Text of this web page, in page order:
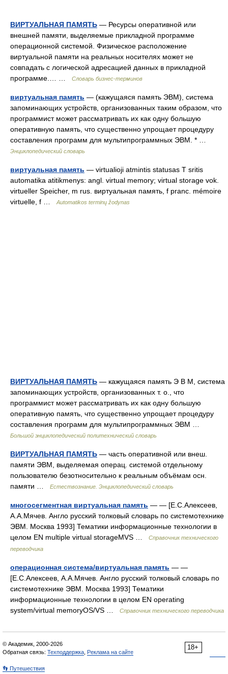
ВИРТУАЛЬНАЯ ПАМЯТЬ — Ресурсы оперативной или
внешней памяти, выделяемые прикладной программе
операционной системой. Физическое расположение
виртуальной памяти на реальных носителях может не
совпадать с логической адресацией данных в прикладной
программе.… …
Словарь бизнес-терминов
виртуальная память — (кажущаяся память ЭВМ), система
запоминающих устройств, организованных таким образом, что
программист может рассматривать их как одну большую
оперативную память, что существенно упрощает процедуру
составления программ для мультипрограммных ЭВМ. * …
Энциклопедический словарь
виртуальная память — virtualioji atmintis statusas T sritis
automatika atitikmenys: angl. virtual memory; virtual storage vok.
virtueller Speicher, m rus. виртуальная память, f pranc. mémoire
virtuelle, f …Automatikos terminų žodynas
ВИРТУАЛЬНАЯ ПАМЯТЬ — кажущаяся память Э В М, система
запоминающих устройств, организованных т. о., что
программист может рассматривать их как одну большую
оперативную память, что существенно упрощает процедуру
составления программ для мультипрограммных ЭВМ …
Большой энциклопедический политехнический словарь
ВИРТУАЛЬНАЯ ПАМЯТЬ — часть оперативной или внеш.
памяти ЭВМ, выделяемая операц. системой отдельному
пользователю безотносительно к реальным объёмам осн.
памяти …
Естествознание. Энциклопедический словарь
многосегментная виртуальная память — — [Е.С.Алексеев,
А.А.Мячев. Англо русский толковый словарь по системотехнике
ЭВМ. Москва 1993] Тематики информационные технологии в
целом EN multiple virtual storageMVS …
Справочник технического
переводчика
операционная система/виртуальная память — —
[Е.С.Алексеев, А.А.Мячев. Англо русский толковый словарь по
системотехнике ЭВМ. Москва 1993] Тематики
информационные технологии в целом EN operating
system/virtual memoryOS/VS …
Справочник технического переводчика
18+
© Академик, 2000-2026
Обратная связь: Техподдержка Реклама на сайте
👣 Путешествия